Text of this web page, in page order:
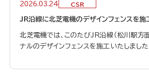
2026.03.24 CSR
JR沿線に北芝電機のデザインフェンスを施
北芝電機では、このたびJR沿線（松川駅方面
ナルのデザインフェンスを施工いたしました
地域の風景や人々の暮らしを表現したデ